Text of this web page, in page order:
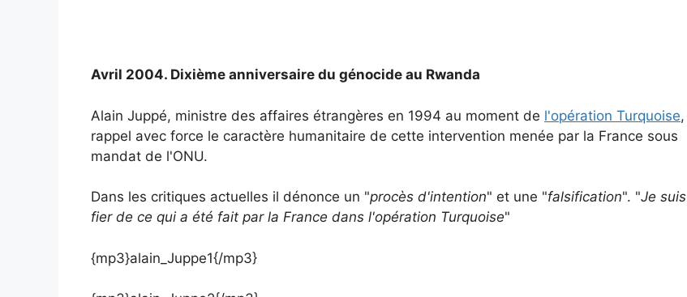
Avril 2004. Dixième anniversaire du génocide au Rwanda
Alain Juppé, ministre des affaires étrangères en 1994 au moment de l'opération Turquoise,
rappel avec force le caractère humanitaire de cette intervention menée par la France sous
mandat de l'ONU.
Dans les critiques actuelles il dénonce un "procès d'intention" et une "falsification". "Je suis
fier de ce qui a été fait par la France dans l'opération Turquoise"
{mp3}alain_Juppe1{/mp3}